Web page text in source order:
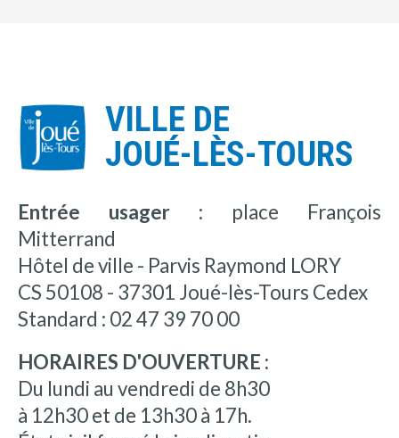
VILLE DE
JOUÉ-LÈS-TOURS
Entrée usager : place François
Mitterrand
Hôtel de ville - Parvis Raymond LORY
CS 50108 - 37301 Joué-lès-Tours Cedex
Standard : 02 47 39 70 00
HORAIRES D'OUVERTURE :
Du lundi au vendredi de 8h30
à 12h30 et de 13h30 à 17h.